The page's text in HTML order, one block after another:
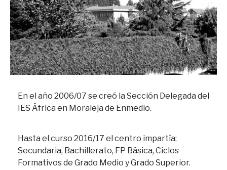
En el año 2006/07 se creó la Sección Delegada del
IES África en Moraleja de Enmedio.
Hasta el curso 2016/17 el centro impartía:
Secundaria, Bachillerato, FP Básica, Ciclos
Formativos de Grado Medio y Grado Superior.